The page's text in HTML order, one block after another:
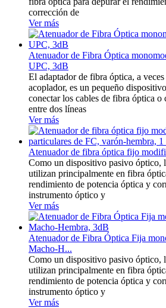
corrección de
Ver más
Atenuador de Fibra Óptica
UPC, 3dB
El adaptador de fibra óptica, a
acoplador, es un pequeño
conectar los cables de fibra óptica o
entre dos líneas
Ver más
Atenuador de fibra óptica fijo
Como un dispositivo pasivo óptico,
utilizan principalmente en fibra
rendimiento de potencia óptica y
instrumento óptico y
Ver más
Atenuador de Fibra Óptica Fija
Macho-H...
Como un dispositivo pasivo óptico,
utilizan principalmente en fibra
rendimiento de potencia óptica y
instrumento óptico y
Ver más